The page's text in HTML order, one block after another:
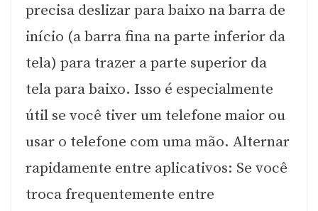
precisa deslizar para baixo na barra de
início (a barra fina na parte inferior da
tela) para trazer a parte superior da
tela para baixo. Isso é especialmente
útil se você tiver um telefone maior ou
usar o telefone com uma mão. Alternar
rapidamente entre aplicativos: Se você
troca frequentemente entre